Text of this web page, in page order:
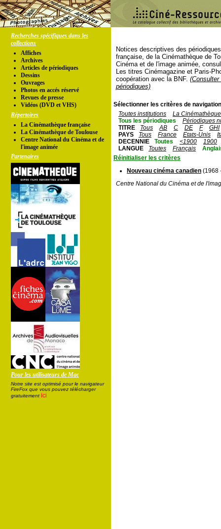
Recherches spécifiques dans les
collections
Affiches
Archives
Articles de périodiques
Dessins
Ouvrages
Photos en accés réservé
Revues de presse
Vidéos (DVD et VHS)
Répertoires
La Cinémathèque française
La Cinémathèque de Toulouse
Centre National du Cinéma et de
l'image animée
Partenaires
Pour les utilisateurs de Mac
Notre site est optimisé pour le navigateur
FireFox que vous pouvez télécharger
gratuitement ici
Notices descriptives des
française, de la Cinémathèque de
Cinéma et de l'image animée,
Les titres Cinémagazine et Paris-
coopération avec la BNF.
périodiques)
Sélectionner les critères de
Toutes institutions
La
Tous les périodiques
Périodiques
TITRE
Tous AB C DE F
GHI
PAYS
Tous France Etats-Unis
DECENNIE
Toutes <1900
1900
LANGUE
Toutes Français
Réinitialiser les critères
Nouveau cinéma canadien (1968
Centre National du Cinéma et de